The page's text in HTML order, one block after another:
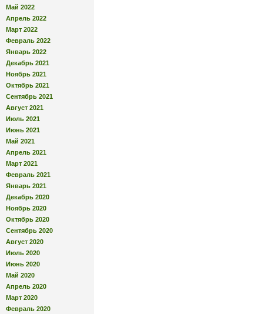
Май 2022
Апрель 2022
Март 2022
Февраль 2022
Январь 2022
Декабрь 2021
Ноябрь 2021
Октябрь 2021
Сентябрь 2021
Август 2021
Июль 2021
Июнь 2021
Май 2021
Апрель 2021
Март 2021
Февраль 2021
Январь 2021
Декабрь 2020
Ноябрь 2020
Октябрь 2020
Сентябрь 2020
Август 2020
Июль 2020
Июнь 2020
Май 2020
Апрель 2020
Март 2020
Февраль 2020